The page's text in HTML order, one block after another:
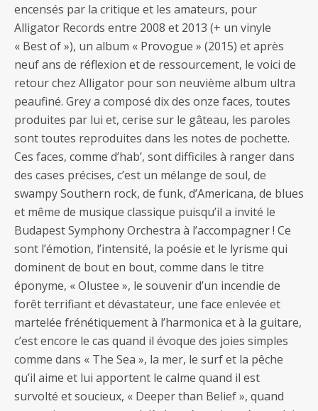
encensés par la critique et les amateurs, pour
Alligator Records entre 2008 et 2013 (+ un vinyle
« Best of »), un album « Provogue » (2015) et après
neuf ans de réflexion et de ressourcement, le voici de
retour chez Alligator pour son neuvième album ultra
peaufiné. Grey a composé dix des onze faces, toutes
produites par lui et, cerise sur le gâteau, les paroles
sont toutes reproduites dans les notes de pochette.
Ces faces, comme d’hab’, sont difficiles à ranger dans
des cases précises, c’est un mélange de soul, de
swampy Southern rock, de funk, d’Americana, de blues
et même de musique classique puisqu’il a invité le
Budapest Symphony Orchestra à l’accompagner ! Ce
sont l’émotion, l’intensité, la poésie et le lyrisme qui
dominent de bout en bout, comme dans le titre
éponyme, « Olustee », le souvenir d’un incendie de
forêt terrifiant et dévastateur, une face enlevée et
martelée frénétiquement à l’harmonica et à la guitare,
c’est encore le cas quand il évoque des joies simples
comme dans « The Sea », la mer, le surf et la pêche
qu’il aime et lui apportent le calme quand il est
survolté et soucieux, « Deeper than Belief », quand